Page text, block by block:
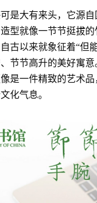
是大有来头，它源
造型就像一节节挺拔
古以来就象征着“但
节节高升的美好寓
像是一件精致的艺术
化气息。